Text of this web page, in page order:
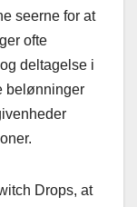
seerne for at
ofte
deltagelse i
belønninger
Drops, at